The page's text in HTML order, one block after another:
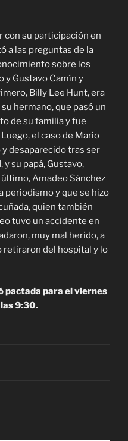
con su participación en
a las preguntas de la
sobre los
y Gustavo Camín y
Billy Lee Hunt, era
hermano, que pasó un
de su familia y fue
el caso de Mario
desaparecido tras ser
y su papá, Gustavo,
Amadeo Sánchez
periodismo y que se hizo
quien también
tuvo un accidente en
muy mal herido, a
retiraron del hospital y lo
pactada para el viernes
9:30.